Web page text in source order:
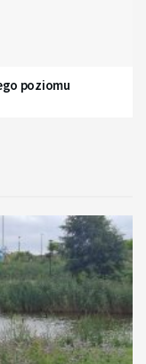
poziomu